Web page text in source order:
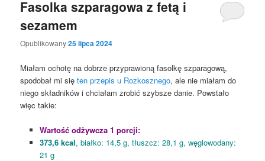
Fasolka szparagowa z fetą i
sezamem
Opublikowany25 lipca 2024
Miałam ochotę na dobrze przyprawioną fasolkę szparagową,
spodobał mi sięten przepis u Rozkosznego, ale nie miałam do
niego składników i chciałam zrobić szybsze danie. Powstało
więc takie:
Wartość odżywcza 1 porcji:
373,6 kcal, białko: 14,5 g, tłuszcz: 28,1 g, węglowodany:
21 g